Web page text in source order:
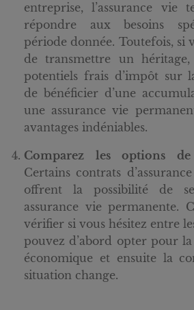
entreprise, l’assurance vie
répondre aux besoins
période donnée. Toutefois, si
de transmettre un
potentiels frais d’impôt sur
de bénéficier d’une
une assurance vie
avantages indéniables.
Comparez les options de
Certains contrats
offrent la possibilité de
assurance vie permanente.
vérifier si vous hésitez entre
pouvez d’abord opter pour
économique et ensuite la
situation change.